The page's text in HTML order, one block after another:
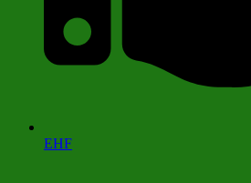
EHF